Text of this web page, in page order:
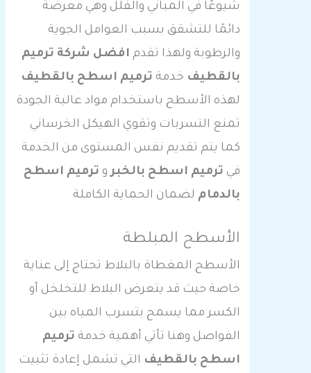
شيوعًا في المباني والفلل وهي معرضة
دائمًا للتشقق بسبب العوامل الجوية
والرطوبة ولهذا تقدمافضل شركة ترميم
بالقطيفخدمةترميم اسطح بالقطيف
لهذه الأسطح باستخدام مواد عالية الجودة
تمنع التسربات وتقوي الهيكل الخرساني
كما يتم تقديم نفس المستوى من الخدمة
ترميم اسطح بالخبروترميم اسطح
بالدماملضمان الحماية الكاملة
الأسطح المبلطة
الأسطح المغطاة بالبلاط تحتاج إلى عناية
خاصة حيث قد يتعرض البلاط للتخلخل أو
الكسر مما يسمح بتسرب المياه بين
الفواصل وهنا تأتي أهمية خدمةترميم
اسطح بالقطيفالتي تشمل إعادة تثبيت